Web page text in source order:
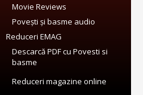
Movie Reviews
Povești și basme audio
Reduceri EMAG
Descarcă PDF cu Povesti si
basme
Reduceri magazine online